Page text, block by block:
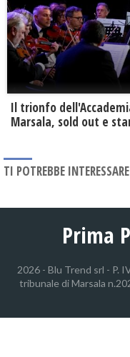
Il trionfo
Marsala, sold out e
TI POTREBBE INTERESSARE
Prima
2026 - Blu Trend srl - P.
tribunale di Marsala